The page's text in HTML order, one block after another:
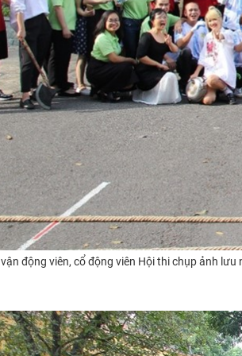
vận động viên, cổ động viên Hội thi chụp ảnh lưu